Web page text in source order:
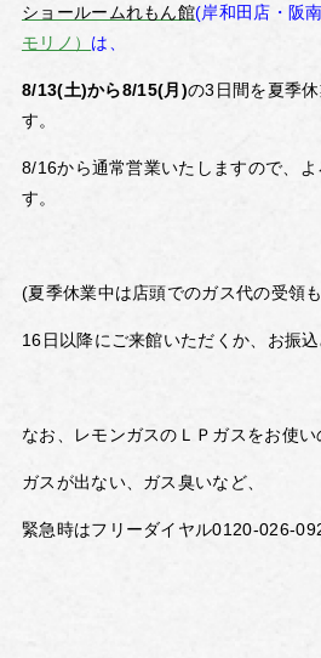
ショールームれもん館(岸和田店・阪南
モリノ） は、
8/13(土)から8/15(月)の3日間を夏季
す。
8/16から通常営業いたしますので、
す。
(夏季休業中は店頭でのガス代の受領
16日以降にご来館いただくか、お振
なお、レモンガスのＬＰガスをお使
ガスが出ない、ガス臭いなど、
緊急時はフリーダイヤル0120-026-